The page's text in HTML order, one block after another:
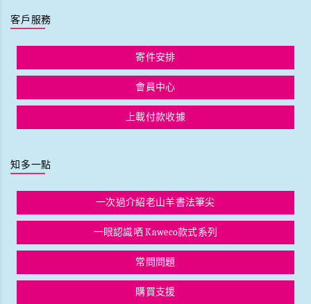
客戶服務
寄件安排
會員中心
上載付款收據
知多一點
一次過介紹老山羊書法筆尖
一眼認識哂 Kaweco款式系列
常問問題
購買支援